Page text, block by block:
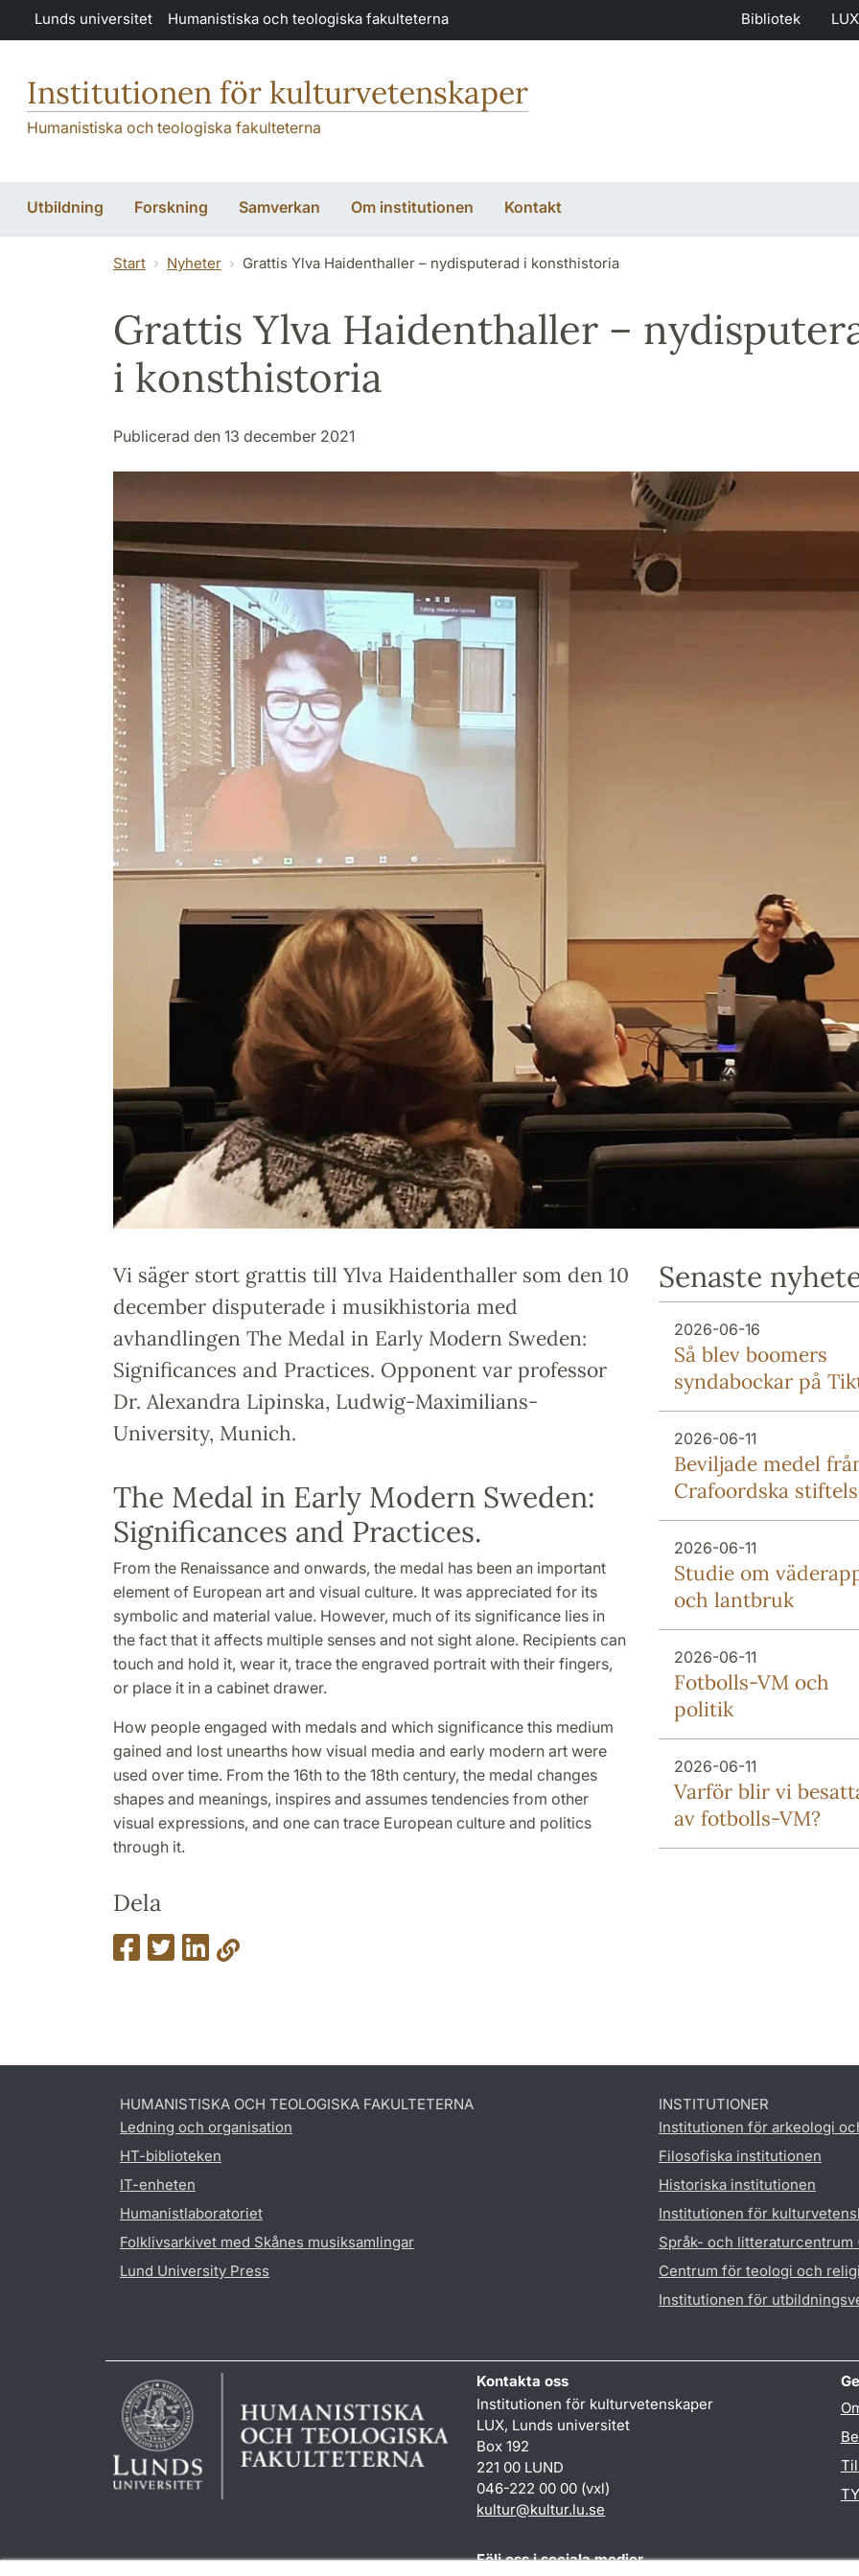
Hoppa till huvudinnehåll
Lunds universitet Humanistiska och teologiska fakulteterna Bibliotek LUX
Institutionen för kulturvetenskaper
Humanistiska och teologiska fakulteterna
Utbildning Forskning Samverkan Om institutionen Kontakt
Start Nyheter Grattis Ylva Haidenthaller – nydisputerad i konsthistoria
Grattis Ylva Haidenthaller –
i konsthistoria
Publicerad den 13 december 2021
Vi säger stort grattis till Ylva Haidenthaller som den 10
december disputerade i musikhistoria med
avhandlingen The Medal in Early Modern Sweden:
Significances and Practices. Opponent var professor
Dr. Alexandra Lipinska, Ludwig-Maximilians-
University, Munich.
The Medal in Early Modern Sweden:
Significances and Practices.
From the Renaissance and onwards, the medal has been an important
element of European art and visual culture. It was appreciated for its
symbolic and material value. However, much of its significance lies in
the fact that it affects multiple senses and not sight alone. Recipients can
touch and hold it, wear it, trace the engraved portrait with their fingers,
or place it in a cabinet drawer.
How people engaged with medals and which significance this medium
gained and lost unearths how visual media and early modern art were
used over time. From the 16th to the 18th century, the medal changes
shapes and meanings, inspires and assumes tendencies from other
visual expressions, and one can trace European culture and politics
through it.
Dela
Senaste
2026-06-16
Så blev boomers
syndabockar på
2026-06-11
Beviljade medel
Crafoordska
2026-06-11
Studie om
och lantbruk
2026-06-11
Fotbolls-VM och
politik
2026-06-11
Varför blir vi
av fotbolls-VM?
HUMANISTISKA OCH TEOLOGISKA FAKULTETERNA
Ledning och organisation
HT-biblioteken
IT-enheten
Humanistlaboratoriet
Folklivsarkivet med Skånes musiksamlingar
Lund University Press
INSTITUTIONER
Institutionen för arkeologi
Filosofiska institutionen
Historiska institutionen
Institutionen för
Språk- och litteraturcentrum
Centrum för teologi och
Institutionen för
Kontakta oss
Institutionen för kulturvetenskaper
LUX, Lunds universitet
Box 192
221 00 LUND
046-222 00 00 (vxl)
kultur@kultur.lu.se
Följ oss i sociala medier